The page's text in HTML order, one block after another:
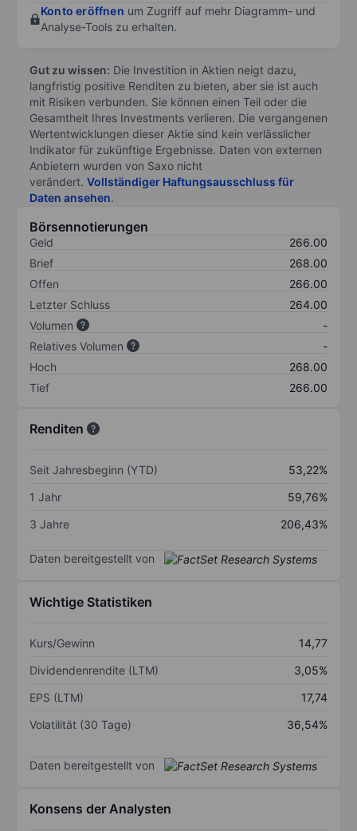
Konto eröffnen um Zugriff auf mehr Diagramm- und
Analyse-Tools zu erhalten.
Gut zu wissen: Die Investition in Aktien neigt dazu,
langfristig positive Renditen zu bieten, aber sie ist auch
mit Risiken verbunden. Sie können einen Teil oder die
Gesamtheit Ihres Investments verlieren. Die vergangenen
Wertentwicklungen dieser Aktie sind kein verlässlicher
Indikator für zukünftige Ergebnisse. Daten von externen
Anbietern wurden von Saxo nicht
verändert. Vollständiger Haftungsausschluss für
Daten ansehen.
Börsennotierungen
Geld
266.00
Brief
268.00
Offen
266.00
Letzter Schluss
264.00
Volumen
-
Relatives Volumen
-
Hoch
268.00
Tief
266.00
Renditen
Seit Jahresbeginn (YTD)
53,22%
1 Jahr
59,76%
3 Jahre
206,43%
Daten bereitgestellt von
Wichtige Statistiken
Kurs/Gewinn
14,77
Dividendenrendite (LTM)
3,05%
EPS (LTM)
17,74
Volatilität (30 Tage)
36,54%
Daten bereitgestellt von
Konsens der Analysten